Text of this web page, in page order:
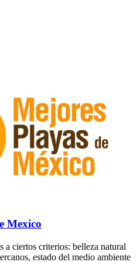
Mexico
a ciertos criterios: belleza natural
estado del medio ambiente